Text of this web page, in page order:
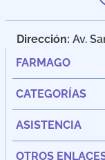
Dirección: Av.
FARMAGO
CATEGORÍAS
ASISTENCIA
OTROS